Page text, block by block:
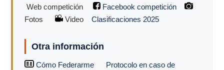
Web competición
Facebook competición
Fotos
Video Clasificaciones 2025
Otra información
Cómo Federarme
Protocolo en caso de